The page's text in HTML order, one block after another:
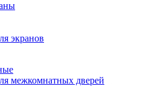
экранов
межкомнатных дверей